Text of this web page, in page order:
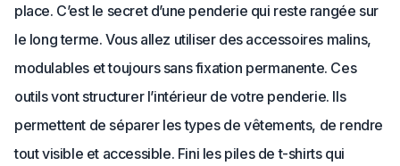
place. C’est le secret d’une penderie qui reste rangée sur
le long terme. Vous allez utiliser des accessoires malins,
modulables et toujours sans fixation permanente. Ces
outils vont structurer l’intérieur de votre penderie. Ils
permettent de séparer les types de vêtements, de rendre
tout visible et accessible. Fini les piles de t-shirts qui